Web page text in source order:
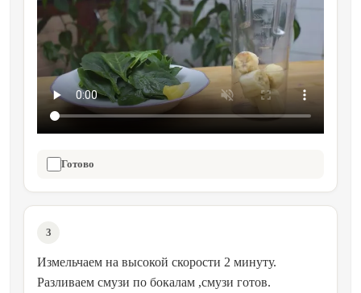
Готово
3
Измельчаем на высокой скорости 2 минуту.
Разливаем смузи по бокалам ,смузи готов.